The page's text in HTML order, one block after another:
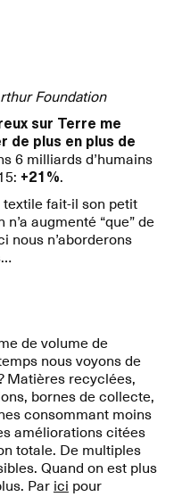
Foundation
sur Terre me
de plus en plus de
6 milliards d’humains
+21%.
fait-il son petit
augmenté “que” de
nous n’aborderons
de volume de
nous voyons de
Matières recyclées,
bornes de collecte,
consommant moins
améliorations citées
totale. De multiples
Quand on est plus
Par ici pour